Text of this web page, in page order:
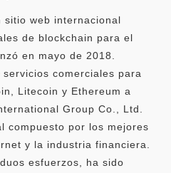
sitio web internacional
de blockchain para el
en mayo de 2018.
comerciales para
Litecoin y Ethereum a
Group Co., Ltd.
compuesto por los mejores
y la industria financiera.
esfuerzos, ha sido